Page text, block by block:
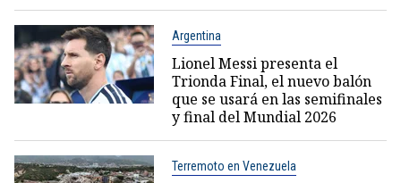
Argentina
Lionel Messi presenta el
Trionda Final, el nuevo balón
que se usará en las semifinales
y final del Mundial 2026
Terremoto en Venezuela